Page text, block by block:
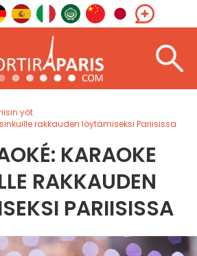
yöt
rakkauden löytämiseksi Pariisissa
KARAOKE
RAKKAUDEN
PARIISISSA